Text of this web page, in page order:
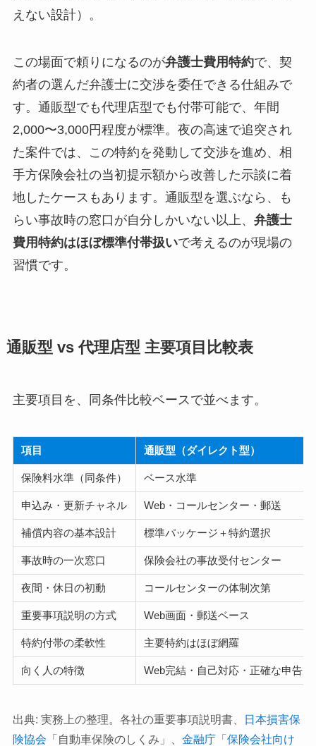
えない設計）。
この場面で頼りになるのが弁護士費用特約で、契
約者の選んだ弁護士に交渉を委任できる仕組みで
す。通販型でも代理店型でも付帯可能で、年間
2,000〜3,000円程度が標準。夜の高速で追突され
た案件では、この特約を発動して交渉を進め、相
手方保険会社の当初提示額から改善した示談に着
地したケースもあります。通販型を選ぶなら、も
らい事故時の窓口が自分しかいない以上、 弁護士
費用特約はほぼ標準付帯扱いで考えるのが現場の
習慣です。
通販型 vs 代理店型 主要項目比較表
主要項目を、同条件比較ベースで並べます。
項目 通販型（ダイレクト型）
保険料水準（同条件） ベース水準
申込み・更新チャネル Web・コールセンター・郵送
補償内容の基本設計 標準パッケージ＋特約選択
事故時の一次窓口 保険会社の事故受付センター
夜間・休日の初動 コールセンターの体制次第
重要事項説明の方式 Web画面・郵送ベース
特約付帯の柔軟性 主要特約はほぼ網羅
向く人の特徴 Web完結・自己対応・正確な申告
出典: 実務上の整理。各社の重要事項説明書、
日本損害保
険協会 「自動車保険のしくみ」、 金融庁「保険会社向け